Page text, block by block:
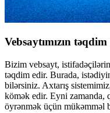
Vebsaytımızın
Bizim vebsayt,
təqdim edir. Burada,
bilərsiniz. Axtarış
kömək edir. Eyni zamanda,
öyrənmək üçün mükəmməl